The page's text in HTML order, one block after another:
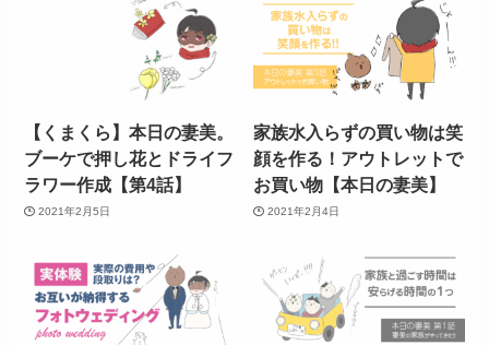
【くまくら】本日の妻美。
ブーケで押し花とドライフ
ラワー作成【第4話】
2021年2月5日
家族水入らずの買い物は笑
顔を作る！アウトレットで
お買い物【本日の妻美】
2021年2月4日